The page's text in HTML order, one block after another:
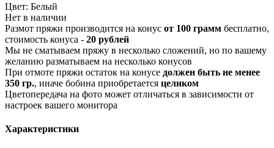
Цвет: Белый
Нет в наличии
Размот пряжи производится на конус от 100 грамм бесплатно,
стоимость конуса - 20 рублей
Мы не сматываем пряжу в несколько сложений, но по вашему
желанию разматываем на несколько конусов
При отмоте пряжи остаток на конусе должен быть не менее
350 гр., иначе бобина приобретается целиком
Цветопередача на фото может отличаться в зависимости от
настроек вашего монитора
Характеристики